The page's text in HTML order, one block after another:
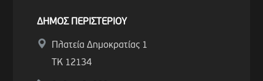
ΔΗΜΟΣ ΠΕΡΙΣΤΕΡΙΟΥ
Πλατεία Δημοκρατίας 1
ΤΚ 12134